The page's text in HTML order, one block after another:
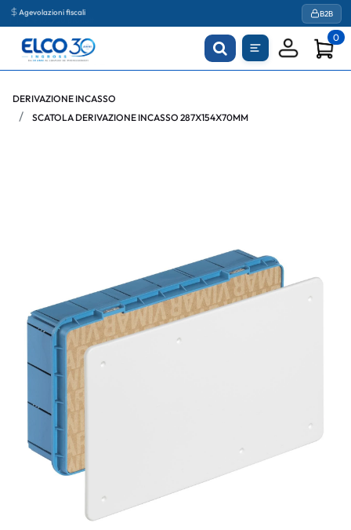
Agevolazioni fiscali B2B
0
DERIVAZIONE INCASSO
SCATOLA DERIVAZIONE INCASSO 287X154X70MM